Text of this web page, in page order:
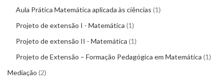
Aula Prática Matemática aplicada às ciências 1
Projeto de extensão I - Matemática 1
Projeto de extensão II - Matemática 1
Projeto de Extensão – Formação Pedagógica em Matemática 1
Mediação 2